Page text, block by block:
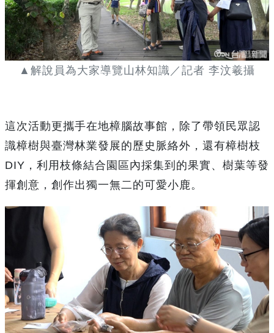
▲解說員為大家導覽山林知識／記者 李汶羲攝
這次活動更攜手在地樟腦故事館，除了帶領民眾認
識樟樹與臺灣林業發展的歷史脈絡外，還有樟樹枝
DIY，利用枝條結合園區內採集到的果實、樹葉等發
揮創意，創作出獨一無二的可愛小鹿。